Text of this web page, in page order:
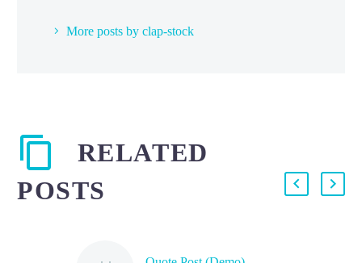
More posts by clap-stock
RELATED
POSTS